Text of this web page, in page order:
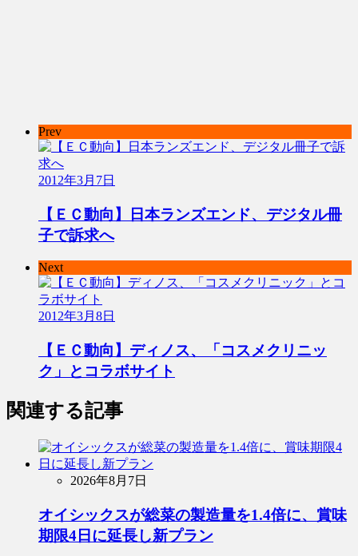
Prev
2012年3月7日
【ＥＣ動向】日本ランズエンド、デジタル冊
子で訴求へ
Next
2012年3月8日
【ＥＣ動向】ディノス、「コスメクリニッ
ク」とコラボサイト
関連する記事
2026年8月7日
オイシックスが総菜の製造量を1.4倍に、賞味
期限4日に延長し新プラン